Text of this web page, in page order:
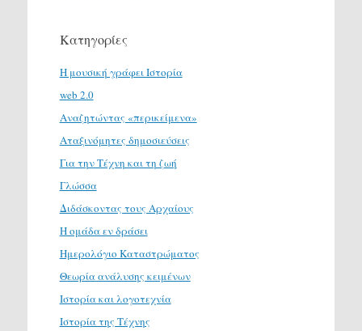
Κατηγορίες
H μουσική γράφει Ιστορία
web 2.0
Αναζητώντας «περικείμενα»
Αταξινόμητες δημοσιεύσεις
Για την Τέχνη και τη ζωή
Γλώσσα
Διδάσκοντας τους Αρχαίους
Η ομάδα εν δράσει
Ημερολόγιο Καταστρώματος
Θεωρία ανάλυσης κειμένων
Ιστορία και λογοτεχνία
Ιστορία της Τέχνης